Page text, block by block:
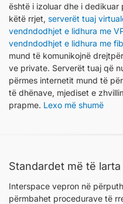
është i izoluar dhe i
këtë rrjet, serverët tuaj
vendndodhjet e lidhura me
vendndodhjet e lidhura me
mund të komunikojnë
ve private. Serverët tuaj që
përmes internetit mund të
të dhënave, mjediset e
prapme. Lexo më shumë
Standardet më të larta
Interspace vepron në
përmbahet procedurave të